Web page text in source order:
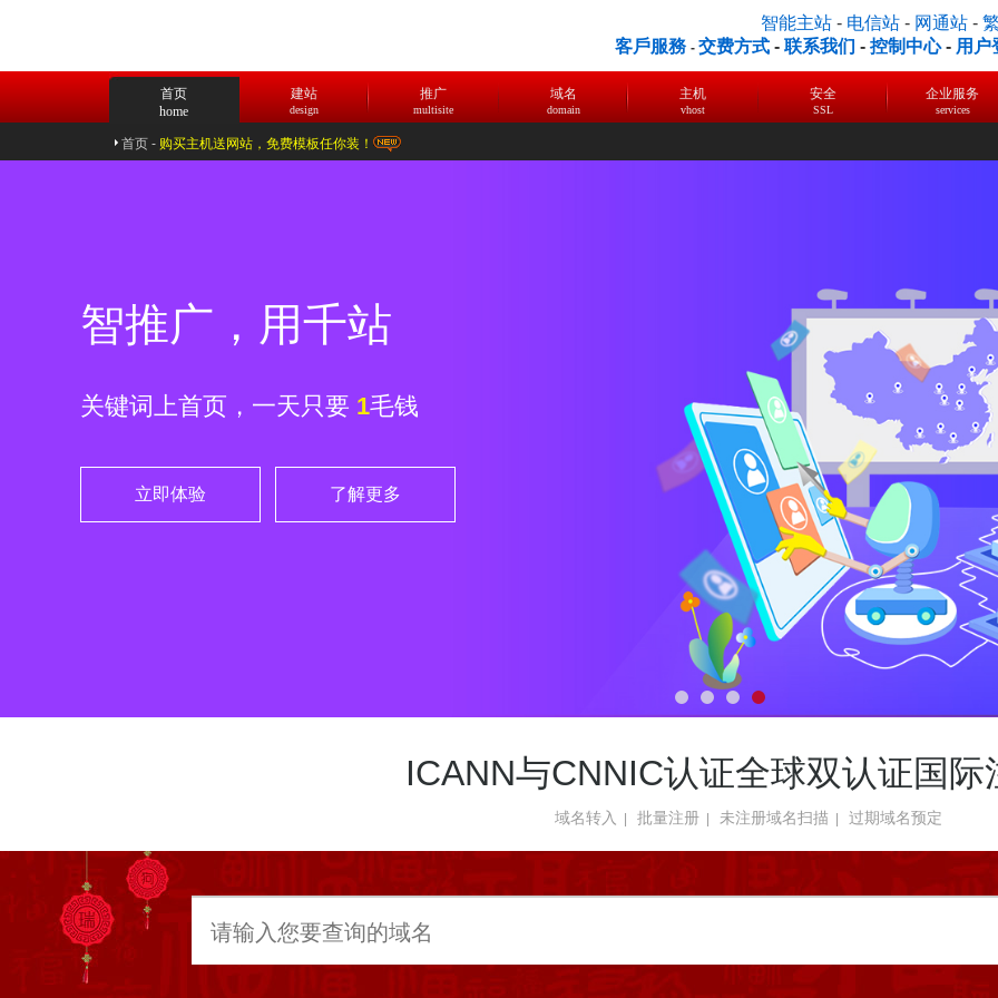
智能主站 - 电信站 - 网通站 -
客戶服務 - 交费方式 - 联系我们 - 控制中心- 用户
首页
home
建站
design
推广
multisite
域名
domain
主机
vhost
安全
SSL
企业服务
services
首页- 购买主机送网站，免费模板任你装！
1 10
立即体验 了解更多
智推广，用千站
关键词上首页，一天只要 1毛钱
立即体验 了解更多
ICANN与CNNIC认证全球双认证国际
域名转入 批量注册 未注册域名扫描 过期域名预定